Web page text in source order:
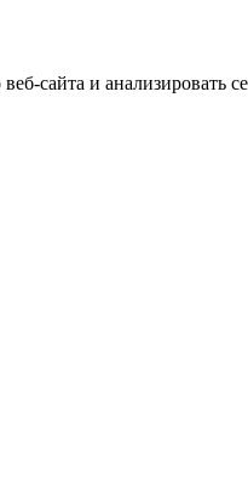
сайта и анализировать